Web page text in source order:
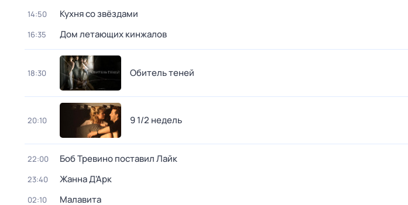
14:50 Кухня со звёздами
16:35 Дом летающих кинжалов
18:30 Обитель теней
20:10 9 1/2 недель
22:00 Боб Тревино поставил Лайк
23:40 Жанна Д'Арк
02:10 Малавита